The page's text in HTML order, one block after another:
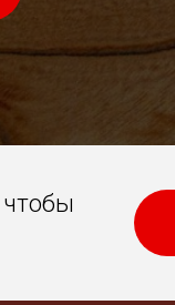
чтобы